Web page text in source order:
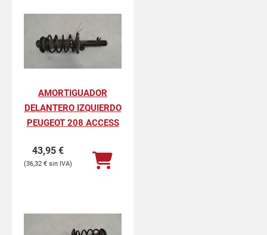
AMORTIGUADOR
DELANTERO IZQUIERDO
PEUGEOT 208 ACCESS
43,95 €
36,32 €